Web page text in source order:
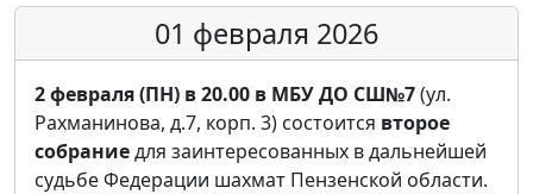
01 февраля 2026
2 февраля (ПН) в 20.00 в МБУ ДО СШ№7(ул.
Рахманинова, д.7, корп. 3) состоится второе
собраниедля заинтересованных в дальнейшей
судьбе Федерации шахмат Пензенской области.